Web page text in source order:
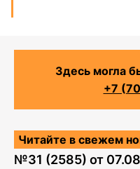
Здесь могла
+7
Читайте в свежем
№31 (2585) от